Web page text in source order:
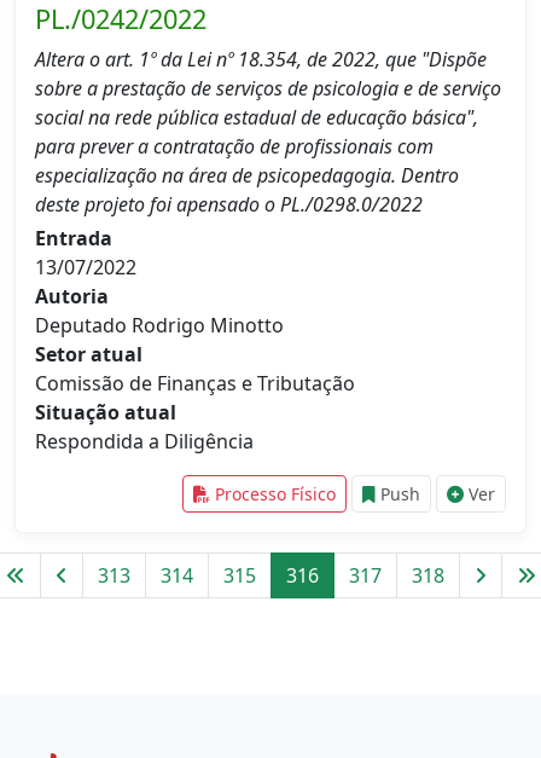
PL./0242/2022
Altera o art. 1º da Lei nº 18.354, de 2022, que "Dispõe
sobre a prestação de serviços de psicologia e de serviço
social na rede pública estadual de educação básica",
para prever a contratação de profissionais com
especialização na área de psicopedagogia. Dentro
deste projeto foi apensado o PL./0298.0/2022
Entrada
13/07/2022
Autoria
Deputado Rodrigo Minotto
Setor atual
Comissão de Finanças e Tributação
Situação atual
Respondida a Diligência
Processo Físico Push Ver
313 314 315 316 317 318